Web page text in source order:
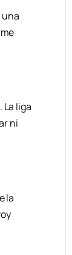
una
liga
ni
la